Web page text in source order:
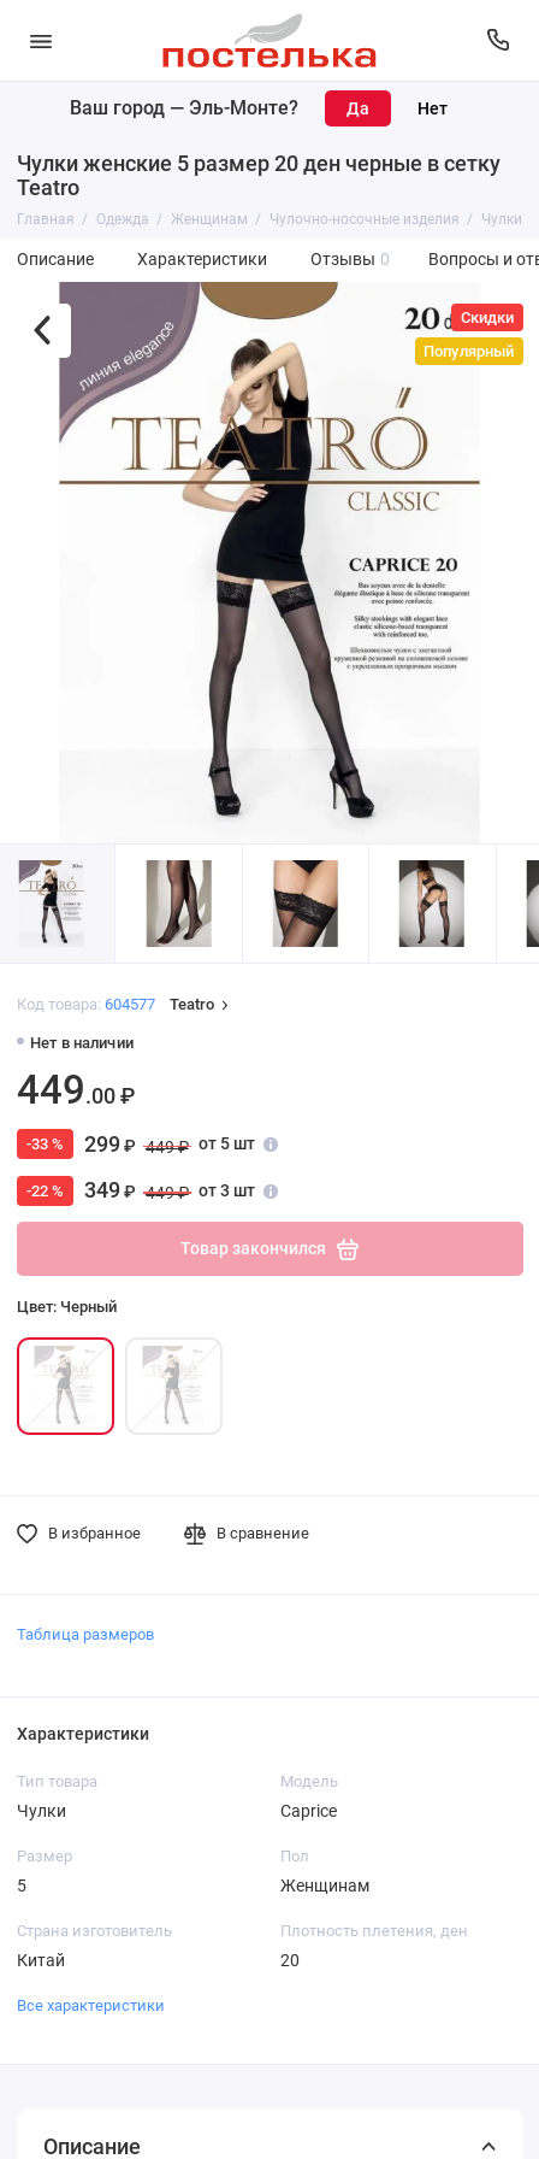
Ваш город — Эль-Монте?
Чулки женские 5 размер 20 ден черные в сетку
Teatro
Главная Одежда Женщинам Чулочно-носочные изделия Чулки
Описание Характеристики Отзывы 0 Вопросы и
Скидки
Популярный
Код товара: 604577 Teatro
Нет в наличии
449.00 ₽
-33 % 299₽ 449 ₽ от 5 шт
-22 % 349₽ 449 ₽ от 3 шт
Товар закончился
Цвет: Черный
В избранное В сравнение
Таблица размеров
Характеристики
Тип товара
Чулки
Модель
Caprice
Размер
5
Пол
Женщинам
Страна изготовитель
Китай
Плотность плетения, ден
20
Все характеристики
Описание